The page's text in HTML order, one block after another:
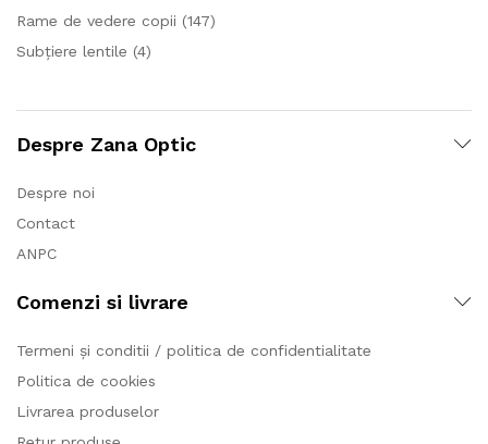
Rame de vedere copii (147)
Subțiere lentile (4)
Despre Zana Optic
Despre noi
Contact
ANPC
Comenzi si livrare
Termeni și conditii / politica de confidentialitate
Politica de cookies
Livrarea produselor